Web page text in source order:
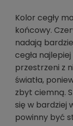
Kolor cegły
końcowy.
nadają
cegła
przestrzeni z
światła,
zbyt ciemną.
się w bardziej
powinny być